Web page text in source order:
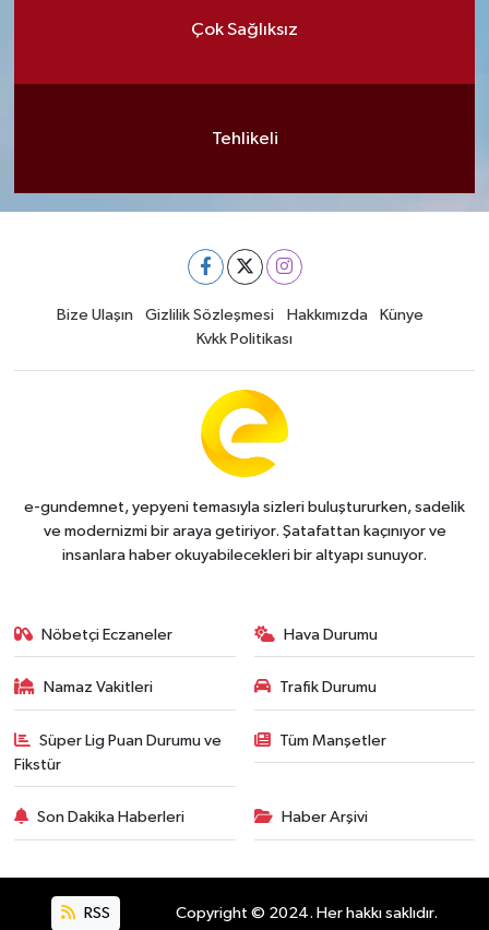
Çok Sağlıksız
Tehlikeli
Bize Ulaşın Gizlilik Sözleşmesi Hakkımızda
Künye
Kvkk Politikası
e-gundemnet, yepyeni temasıyla sizleri buluştururken, sadelik
ve modernizmi bir araya getiriyor. Şatafattan kaçınıyor ve
insanlara haber okuyabilecekleri bir altyapı sunuyor.
Nöbetçi Eczaneler Hava Durumu
Namaz Vakitleri Trafik Durumu
Süper Lig Puan Durumu ve
Fikstür
Tüm Manşetler
Son Dakika Haberleri Haber Arşivi
RSS Copyright © 2024. Her hakkı saklıdır.